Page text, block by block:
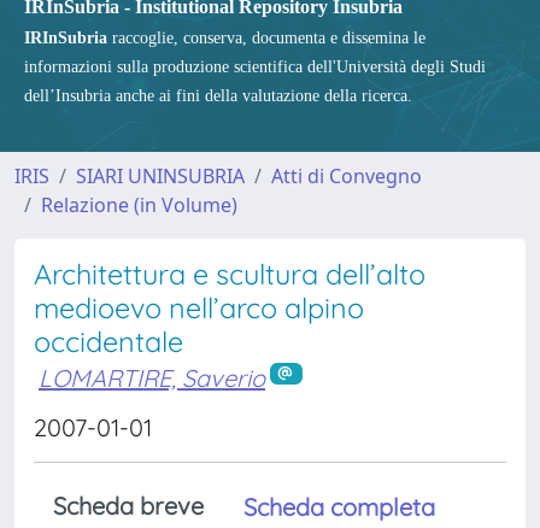
IRInSubria - Institutional Repository Insubria
IRInSubria raccoglie, conserva, documenta e dissemina le
informazioni sulla produzione scientifica dell'Università degli Studi
dell’Insubria anche ai fini della valutazione della ricerca.
IRIS SIARI UNINSUBRIA
Atti di Convegno
Relazione (in Volume)
Architettura e scultura dell’alto
medioevo nell’arco alpino
occidentale
LOMARTIRE, Saverio
2007-01-01
Scheda breve
Scheda completa